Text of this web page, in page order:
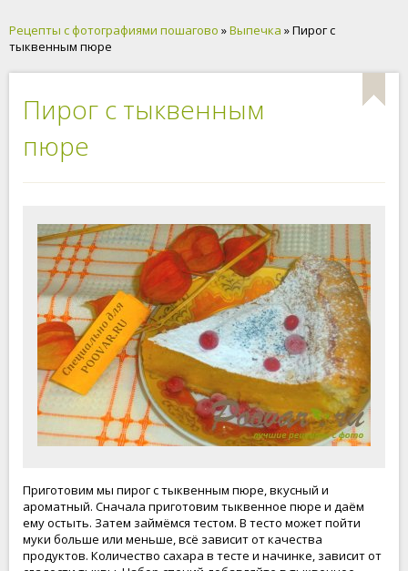
Рецепты с фотографиями пошагово »Выпечка » Пирог с
тыквенным пюре
Пирог с тыквенным
пюре
Приготовим мы пирог с тыквенным пюре, вкусный и
ароматный. Сначала приготовим тыквенное пюре и даём
ему остыть. Затем займёмся тестом. В тесто может пойти
муки больше или меньше, всё зависит от качества
продуктов. Количество сахара в тесте и начинке, зависит от